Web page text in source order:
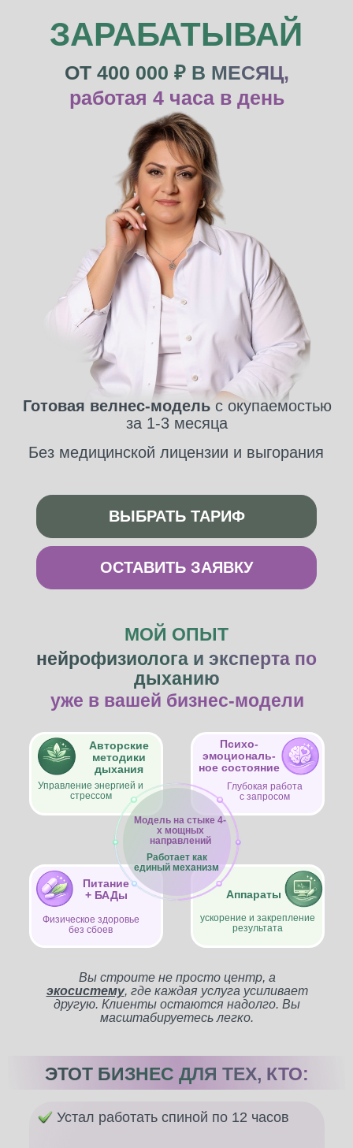
ОТ 400 000 ₽ В МЕСЯЦ,
работая 4 часа в день
ЗАРАБАТЫВАЙ
Готовая велнес-модельс окупаемостью
за 1-3 месяца
Без медицинской лицензии и выгорания
ВЫБРАТЬ ТАРИФ
ОСТАВИТЬ ЗАЯВКУ
нейрофизиолога и эксперта по
дыханию
уже в вашей бизнес-модели
МОЙ ОПЫТ
Управление энергией и
стрессом
Авторские
методики
дыхания
ускорение и закрепление
результата
Аппараты
Вы строите не просто центр, а
экосистему, где каждая услуга усиливает
другую. Клиенты остаются надолго. Вы
масштабируетесь легко.
Физическое здоровье
без сбоев
Питание
+ БАДы
Глубокая работа
с запросом
Психо-
эмоциональ-
ное состояние
Модель на стыке 4-
х мощных
направлений
Работает как
единый механизм
ЭТОТ БИЗНЕС ДЛЯ ТЕХ, КТО:
Устал работать спиной по 12 часов